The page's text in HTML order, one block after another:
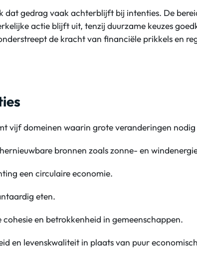
dat gedrag vaak achterblijft bij intenties. De
actie blijft uit, tenzij duurzame keuzes
de kracht van financiële prikkels en
vijf domeinen waarin grote veranderingen nodig
bronnen zoals zonne- en
een circulaire economie.
eten.
cohesie en betrokkenheid in gemeenschappen.
en levenskwaliteit in plaats van puur